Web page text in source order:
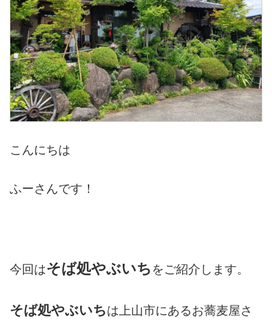
こんにちは
ふーさんです！
今回はそば処やぶいち をご紹介します。
そば処やぶいちは上山市にあるお蕎麦屋さ